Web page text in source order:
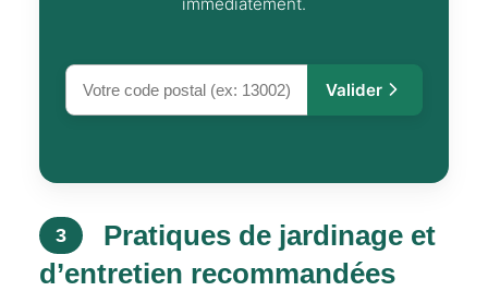
immédiatement.
Valider
3
Pratiques de jardinage et
d’entretien recommandées